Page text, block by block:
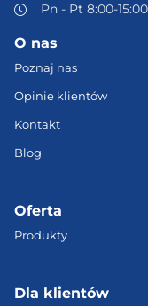
Pn - Pt 8:00-15:00
O nas
Poznaj nas
Opinie klientów
Kontakt
Blog
Oferta
Produkty
Dla klientów